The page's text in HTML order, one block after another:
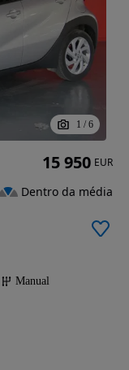
1 / 6
Manual
15 950 EUR
Dentro da média